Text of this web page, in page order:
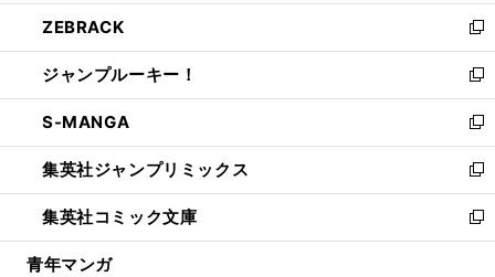
く
ウ
で
開
く
ン
ド
ウ
で
開
く
ウ
ィ
ン
ド
ウ
で
開
く
し
い
ウ
ィ
ン
ド
ウ
で
開
く
ZEBRACK
新
し
い
ウ
ィ
ン
ド
ウ
で
開
ジャンプルーキー！
新
し
い
ウ
ィ
ン
ド
ウ
S-MANGA
新
し
い
ウ
ィ
ン
集英社ジャンプリミックス
新
し
い
ウ
集英社コミック文庫
新
し
青年マンガ